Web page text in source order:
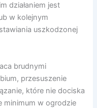
działaniem jest
w kolejnym
uszkodzonej
brudnymi
przesuszenie
które nie dociska
minimum w ogrodzie